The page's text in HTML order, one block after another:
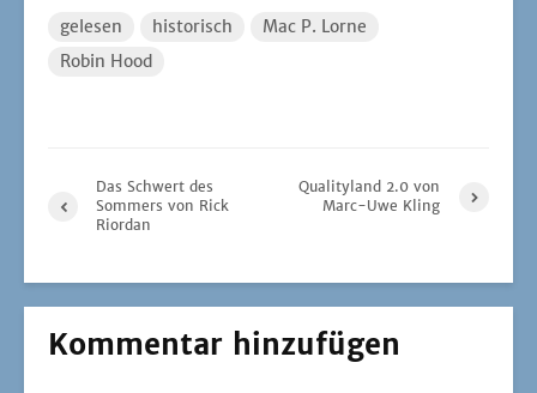
gelesen historisch
Mac P. Lorne
Robin Hood
Das Schwert des
Sommers von Rick
Riordan
Qualityland 2.0 von
Marc-Uwe Kling
Kommentar hinzufügen